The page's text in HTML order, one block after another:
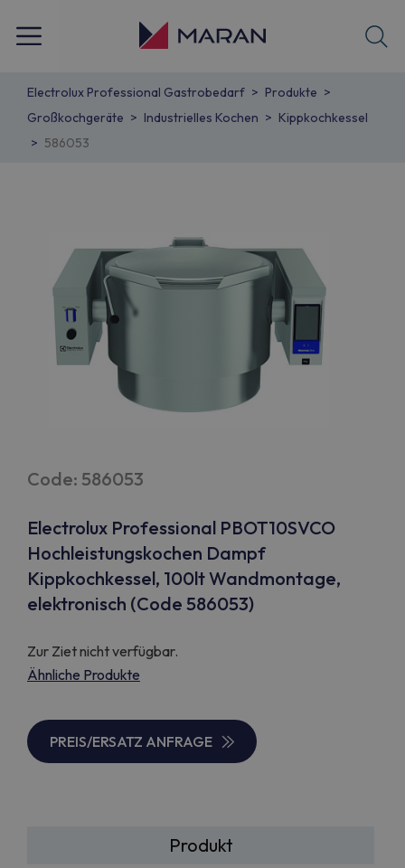
Electrolux Professional Gastrobedarf
Produkte
Großkochgeräte
Industrielles Kochen
Kippkochkessel
586053
Code: 586053
Electrolux Professional PBOT10SVCO
Hochleistungskochen Dampf
Kippkochkessel, 100lt Wandmontage,
elektronisch (Code 586053)
Zur Ziet nicht verfügbar.
Ähnliche Produkte
PREIS/ERSATZ ANFRAGE
Produkt